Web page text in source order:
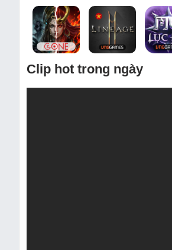
Clip hot trong ngày